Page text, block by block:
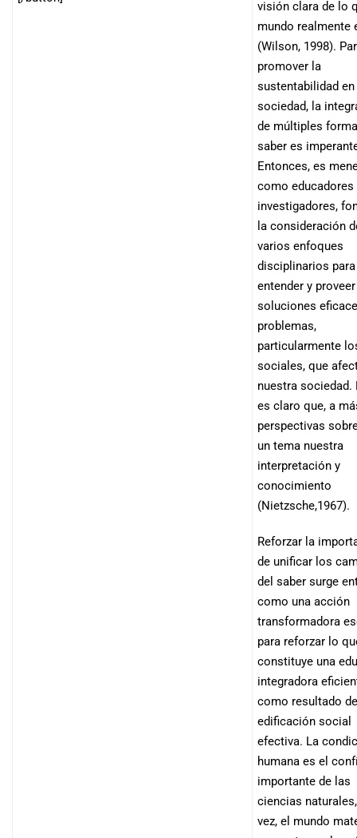
visión clara de lo
mundo realmente
(Wilson, 1998).
promover la
sustentabilidad en
sociedad, la
de múltiples
saber es
Entonces, es
como educadores
investigadores,
la consideración
varios enfoques
disciplinarios para
entender y proveer
soluciones
problemas,
particularmente
sociales, que
nuestra sociedad.
es claro que, a
perspectivas
un tema nuestra
interpretación y
conocimiento
(Nietzsche,1967).
Reforzar la
de unificar los
del saber surge
como una acción
transformadora
para reforzar lo
constituye una
integradora
como resultado
edificación social
efectiva. La
humana es el
importante de las
ciencias
vez, el mundo